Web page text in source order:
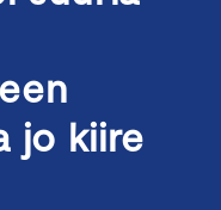
jo kiire